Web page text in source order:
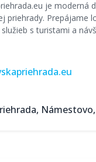
je moderná
priehrady. Prepájame
s turistami a